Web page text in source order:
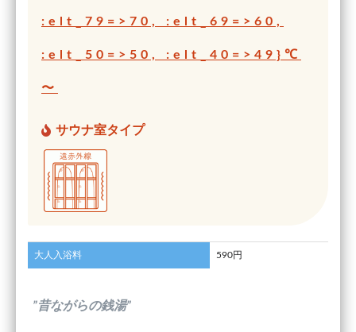
:elt_79=>70, :elt_69=>60,
:elt_50=>50, :elt_40=>49}℃
〜
サウナ室タイプ
大人入浴料 590円
”昔ながらの銭湯”